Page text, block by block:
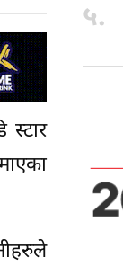
स्टार
५.